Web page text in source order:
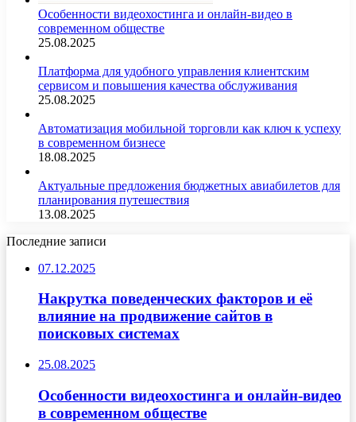
Особенности видеохостинга и онлайн-видео в
современном обществе
25.08.2025
Платформа для удобного управления клиентским
сервисом и повышения качества обслуживания
25.08.2025
Автоматизация мобильной торговли как ключ к успеху
в современном бизнесе
18.08.2025
Актуальные предложения бюджетных авиабилетов для
планирования путешествия
13.08.2025
Последние записи
07.12.2025
Накрутка поведенческих факторов и её
влияние на продвижение сайтов в
поисковых системах
25.08.2025
Особенности видеохостинга и онлайн-видео
в современном обществе